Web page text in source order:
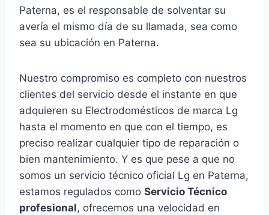
Paterna, es el responsable de solventar su
avería el mismo día de su llamada, sea como
sea su ubicación en Paterna.
Nuestro compromiso es completo con nuestros
clientes del servicio desde el instante en que
adquieren su Electrodomésticos de marca Lg
hasta el momento en que con el tiempo, es
preciso realizar cualquier tipo de reparación o
bien mantenimiento. Y es que pese a que no
somos un servicio técnico oficial Lg en Paterna,
estamos regulados como Servicio Técnico
profesional, ofrecemos una velocidad en